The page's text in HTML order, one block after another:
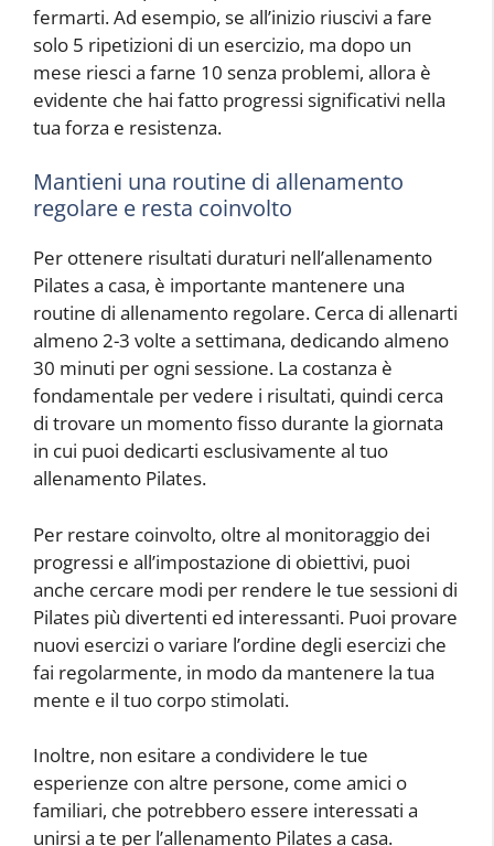
fermarti. Ad esempio, se all’inizio riuscivi a fare
solo 5 ripetizioni di un esercizio, ma dopo un
mese riesci a farne 10 senza problemi, allora è
evidente che hai fatto progressi significativi nella
tua forza e resistenza.
Mantieni una routine di allenamento
regolare e resta coinvolto
Per ottenere risultati duraturi nell’allenamento
Pilates a casa, è importante mantenere una
routine di allenamento regolare. Cerca di allenarti
almeno 2-3 volte a settimana, dedicando almeno
30 minuti per ogni sessione. La costanza è
fondamentale per vedere i risultati, quindi cerca
di trovare un momento fisso durante la giornata
in cui puoi dedicarti esclusivamente al tuo
allenamento Pilates.
Per restare coinvolto, oltre al monitoraggio dei
progressi e all’impostazione di obiettivi, puoi
anche cercare modi per rendere le tue sessioni di
Pilates più divertenti ed interessanti. Puoi provare
nuovi esercizi o variare l’ordine degli esercizi che
fai regolarmente, in modo da mantenere la tua
mente e il tuo corpo stimolati.
Inoltre, non esitare a condividere le tue
esperienze con altre persone, come amici o
familiari, che potrebbero essere interessati a
unirsi a te per l’allenamento Pilates a casa.